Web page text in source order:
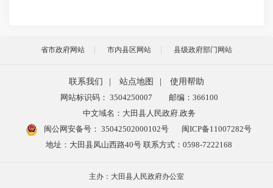
省市政府网站 市内县区网站 县级政府部门网站
联系我们 站点地图
使用帮助
网站标识码： 3504250007
邮编：366100
中文域名：大田县人民政府.政务
闽公网安备号： 35042502000102号
闽ICP备11007282号
地址：大田县凤山西路40号 联系方式：0598-7222168
主办：大田县人民政府办公室